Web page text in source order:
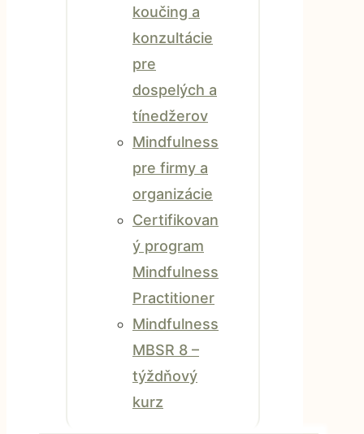
koučing a
konzultácie
pre
dospelých a
tínedžerov
Mindfulness
pre firmy a
organizácie
Certifikovan
ý program
Mindfulness
Practitioner
Mindfulness
MBSR 8 –
týždňový
kurz